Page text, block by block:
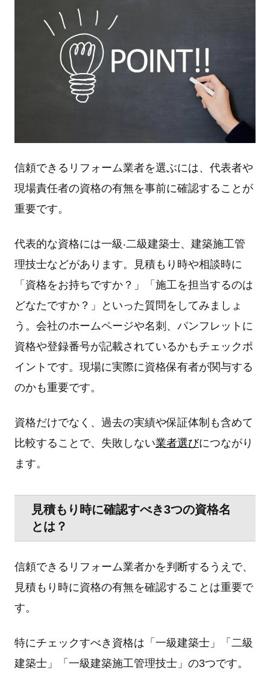
信頼できるリフォーム業者を選ぶには、代表者や
現場責任者の資格の有無を事前に確認することが
重要です。
代表的な資格には⼀級‧⼆級建築⼠、建築施⼯管
理技⼠などがあります。⾒積もり時や相談時に
「資格をお持ちですか？」「施⼯を担当するのは
どなたですか？」といった質問をしてみましょ
う。会社のホームページや名刺、パンフレットに
資格や登録番号が記載されているかもチェックポ
イントです。現場に実際に資格保有者が関与する
のかも重要です。
資格だけでなく、過去の実績や保証体制も含めて
⽐較することで、失敗しない業者選びにつながり
ます。
⾒積もり時に確認すべき3つの資格名
とは？
信頼できるリフォーム業者かを判断するうえで、
⾒積もり時に資格の有無を確認することは重要で
す。
特にチェックすべき資格は「⼀級建築⼠」「⼆級
建築⼠」「⼀級建築施⼯管理技⼠」の3つです。